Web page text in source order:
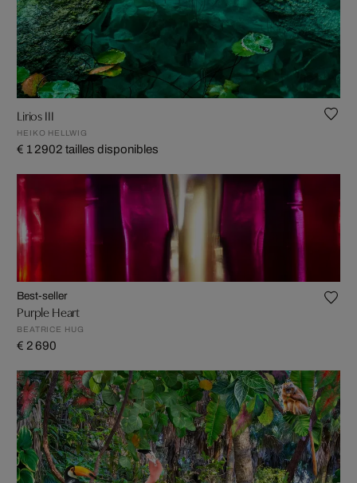
Lirios III
HEIKO HELLWIG
€ 1 2902 tailles disponibles
Best-seller
Purple Heart
BEATRICE HUG
€ 2 690